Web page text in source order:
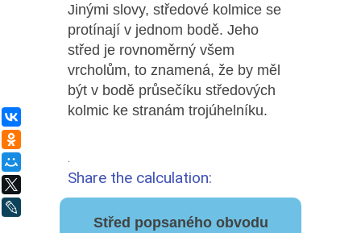
Jinými slovy, středové kolmice se
protínají v jednom bodě. Jeho
střed je rovnoměrný všem
vrcholům, to znamená, že by měl
být v bodě průsečíku středových
kolmic ke stranám trojúhelníku.
Share the calculation:
Střed popsaného obvodu
ВКонтакте
Мой Мир
LiveJournal